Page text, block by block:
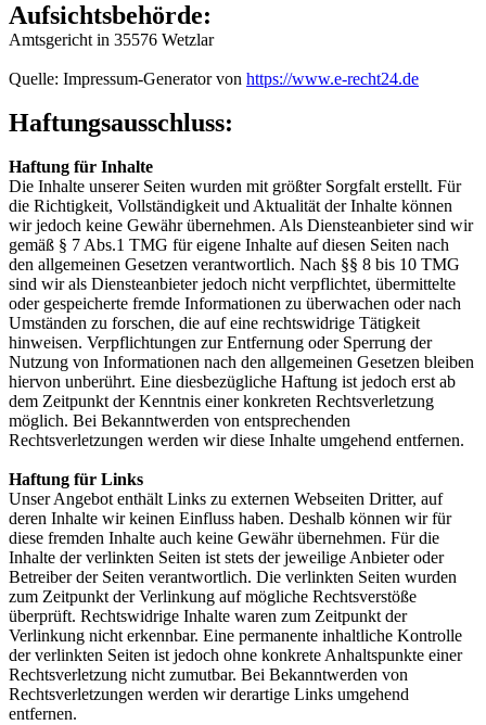
Aufsichtsbehörde:
Amtsgericht in 35576 Wetzlar
Quelle: Impressum-Generator von https://www.e-recht24.de
Haftungsausschluss:
Haftung für Inhalte
Die Inhalte unserer Seiten wurden mit größter Sorgfalt erstellt. Für
die Richtigkeit, Vollständigkeit und Aktualität der Inhalte können
wir jedoch keine Gewähr übernehmen. Als Diensteanbieter sind wir
gemäß § 7 Abs.1 TMG für eigene Inhalte auf diesen Seiten nach
den allgemeinen Gesetzen verantwortlich. Nach §§ 8 bis 10 TMG
sind wir als Diensteanbieter jedoch nicht verpflichtet, übermittelte
oder gespeicherte fremde Informationen zu überwachen oder nach
Umständen zu forschen, die auf eine rechtswidrige Tätigkeit
hinweisen. Verpflichtungen zur Entfernung oder Sperrung der
Nutzung von Informationen nach den allgemeinen Gesetzen bleiben
hiervon unberührt. Eine diesbezügliche Haftung ist jedoch erst ab
dem Zeitpunkt der Kenntnis einer konkreten Rechtsverletzung
möglich. Bei Bekanntwerden von entsprechenden
Rechtsverletzungen werden wir diese Inhalte umgehend entfernen.
Haftung für Links
Unser Angebot enthält Links zu externen Webseiten Dritter, auf
deren Inhalte wir keinen Einfluss haben. Deshalb können wir für
diese fremden Inhalte auch keine Gewähr übernehmen. Für die
Inhalte der verlinkten Seiten ist stets der jeweilige Anbieter oder
Betreiber der Seiten verantwortlich. Die verlinkten Seiten wurden
zum Zeitpunkt der Verlinkung auf mögliche Rechtsverstöße
überprüft. Rechtswidrige Inhalte waren zum Zeitpunkt der
Verlinkung nicht erkennbar. Eine permanente inhaltliche Kontrolle
der verlinkten Seiten ist jedoch ohne konkrete Anhaltspunkte einer
Rechtsverletzung nicht zumutbar. Bei Bekanntwerden von
Rechtsverletzungen werden wir derartige Links umgehend
entfernen.